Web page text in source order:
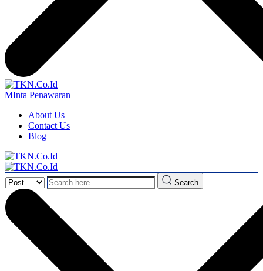
MInta Penawaran
About Us
Contact Us
Blog
Search